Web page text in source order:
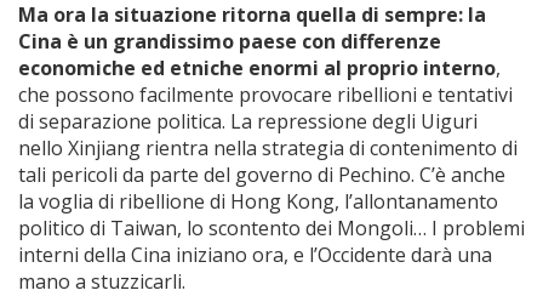
Ma ora la situazione ritorna quella di sempre: la
Cina è un grandissimo paese con differenze
economiche ed etniche enormi al proprio interno,
che possono facilmente provocare ribellioni e tentativi
di separazione politica. La repressione degli Uiguri
nello Xinjiang rientra nella strategia di contenimento di
tali pericoli da parte del governo di Pechino. C’è anche
la voglia di ribellione di Hong Kong, l’allontanamento
politico di Taiwan, lo scontento dei Mongoli… I problemi
interni della Cina iniziano ora, e l’Occidente darà una
mano a stuzzicarli.